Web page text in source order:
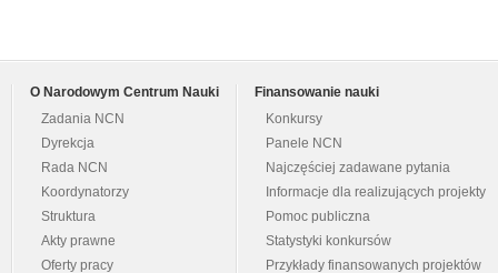
O Narodowym Centrum Nauki
Zadania NCN
Dyrekcja
Rada NCN
Koordynatorzy
Struktura
Akty prawne
Oferty pracy
Finansowanie nauki
Konkursy
Panele NCN
Najczęściej zadawane pytania
Informacje dla realizujących projekty
Pomoc publiczna
Statystyki konkursów
Przykłady finansowanych projektów